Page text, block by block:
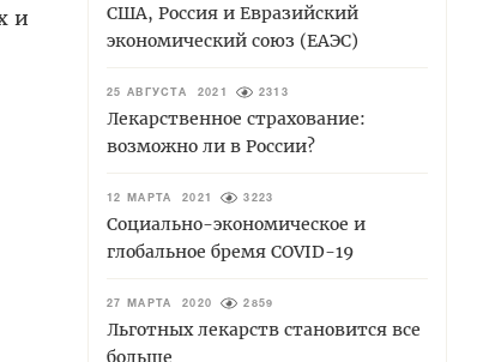
и
США, Россия и Евразийский
экономический союз (ЕАЭС)
25 АВГУСТА 2021 2313
Лекарственное страхование:
возможно ли в России?
12 МАРТА 2021 3223
Социально-экономическое и
глобальное бремя COVID-19
27 МАРТА 2020 2859
Льготных лекарств становится все
больше